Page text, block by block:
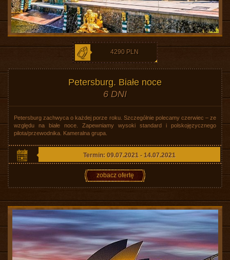
4290 PLN
Petersburg. Białe noce
6 DNI
Petersburg zachwyca o każdej porze roku. Szczególnie polecamy czerwiec – ze
względu na białe noce. Zapewniamy wysoki standard i polskojęzycznego
pilota/przewodnika. Kameralna grupa.
Termin: 09.07.2021 - 14.07.2021
zobacz ofertę